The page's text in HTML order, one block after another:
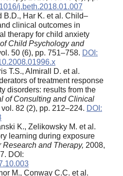
j.beth.2018.01.007
B.D., Har K. et al. Child–
clinical outcomes in
therapy for child anxiety
Child Psychology and
50 (6), pp. 751–758. DOI:
T.S., Almirall D. et al.
of treatment response
disorders: results from the
of Consulting and Clinical
82 (2), pp. 212–224. DOI:
K., Zelikowsky M. et al.
learning during exposure
Research and Therapy, 2008,
DOI:
M., Conway C.C. et al.